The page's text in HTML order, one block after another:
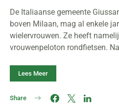
De Italiaanse gemeente
boven Milaan, mag al enkele
wielervrouwen. Ze heeft
vrouwenpeloton rondfietsen.
Lees Meer
Share